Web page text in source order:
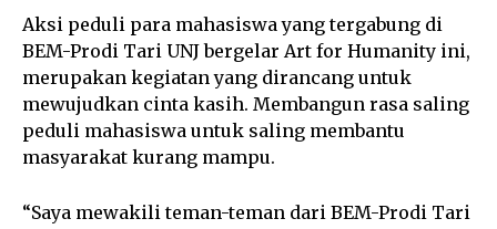
Aksi peduli para mahasiswa yang tergabung di
BEM-Prodi Tari UNJ bergelar Art for Humanity ini,
merupakan kegiatan yang dirancang untuk
mewujudkan cinta kasih. Membangun rasa saling
peduli mahasiswa untuk saling membantu
masyarakat kurang mampu.
“Saya mewakili teman-teman dari BEM-Prodi Tari